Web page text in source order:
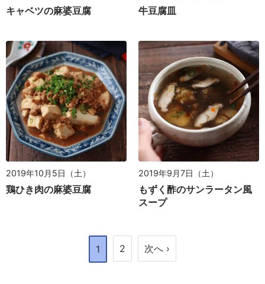
キャベツの麻婆豆腐 牛豆腐皿
2019年10月5日（土）
鶏ひき肉の麻婆豆腐
2019年9月7日（土）
もずく酢のサンラータン風
スープ
1 2 次へ ›